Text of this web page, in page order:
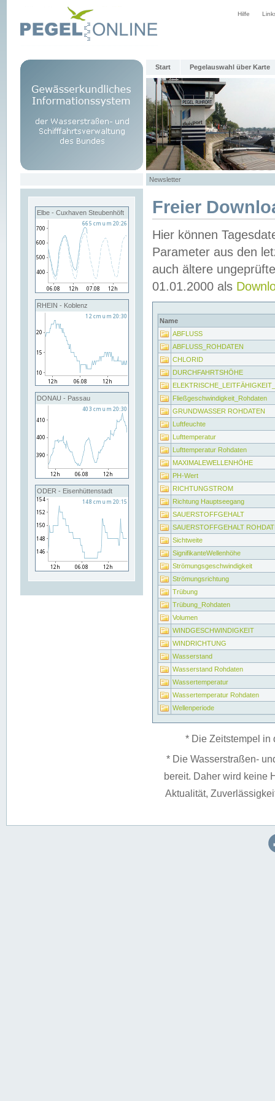
Hilfe
Start Pegelauswahl über Karte
Newsletter
Elbe - Cuxhaven Steubenhöft
RHEIN - Koblenz
DONAU - Passau
ODER - Eisenhüttenstadt
Freier
Hier können
Parameter aus den
auch ältere
01.01.2000 als
Name
ABFLUSS
ABFLUSS_ROHDATEN
CHLORID
DURCHFAHRTSHÖHE
Fließgeschwindigkeit_Rohdaten
GRUNDWASSER ROHDATEN
Luftfeuchte
Lufttemperatur
Lufttemperatur Rohdaten
MAXIMALEWELLENHÖHE
PH-Wert
RICHTUNGSTROM
Richtung Hauptseegang
SAUERSTOFFGEHALT
SAUERSTOFFGEHALT
Sichtweite
SignifikanteWellenhöhe
Strömungsgeschwindigkeit
Strömungsrichtung
Trübung
Trübung_Rohdaten
Volumen
WINDGESCHWINDIGKEIT
WINDRICHTUNG
Wasserstand
Wasserstand Rohdaten
Wassertemperatur
Wassertemperatur Rohdaten
Wellenperiode
* Die Zeitstempel in
* Die Wasserstraßen-
bereit. Daher wird keine
Aktualität,